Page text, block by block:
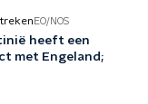
EO/NOS
heeft een
met Engeland;